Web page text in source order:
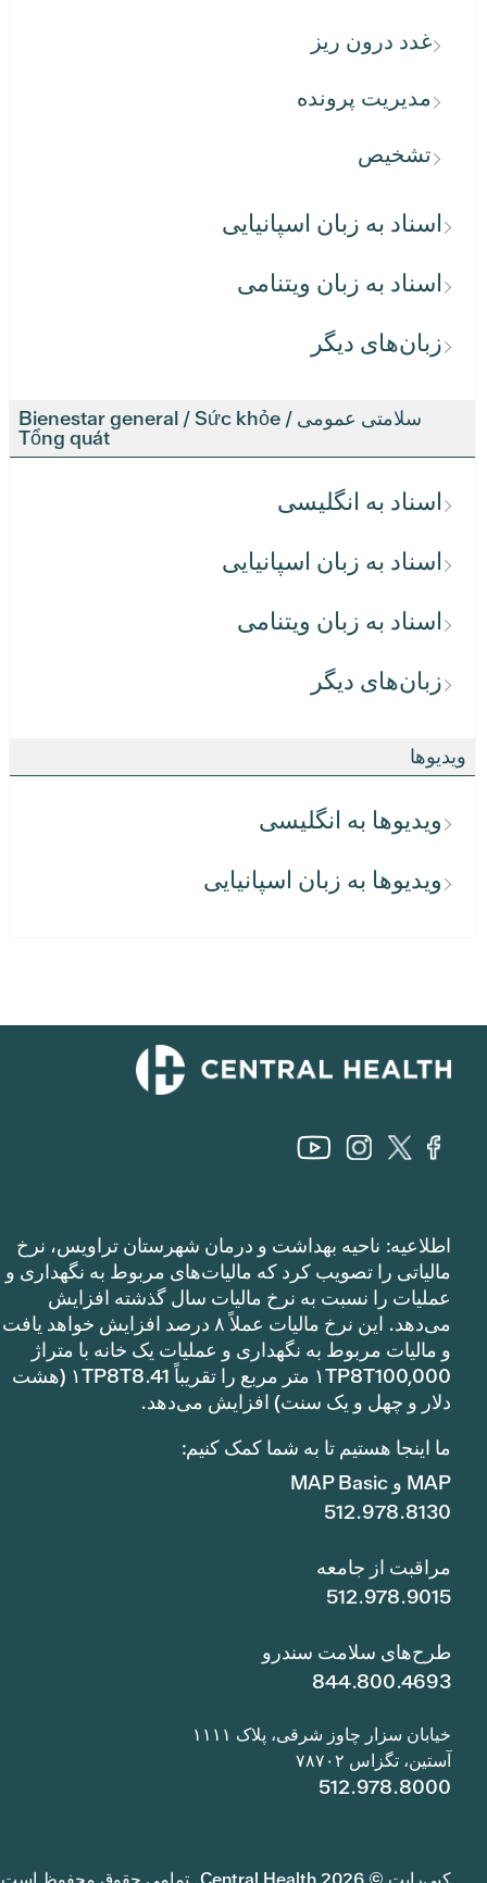
غدد درون ریز
مدیریت پرونده
تشخیص
اسناد به زبان اسپانیایی
اسناد به زبان ویتنامی
زبان‌های دیگر
سلامتی عمومی / Bienestar general / Sức khỏe
Tổng quát
اسناد به انگلیسی
اسناد به زبان اسپانیایی
اسناد به زبان ویتنامی
زبان‌های دیگر
ویدیوها
ویدیوها به انگلیسی
ویدیوها به زبان اسپانیایی
اطلاعیه: ناحیه بهداشت و درمان شهرستان تراویس، نرخ
مالیاتی را تصویب کرد که مالیات‌های مربوط به نگهداری و
عملیات را نسبت به نرخ مالیات سال گذشته افزایش
می‌دهد. این نرخ مالیات عملاً ۸ درصد افزایش خواهد یافت
و مالیات مربوط به نگهداری و عملیات یک خانه با متراژ
۱TP8T100,000 متر مربع را تقریباً ۱TP8T8.41 (هشت
دلار و چهل و یک سنت) افزایش می‌دهد.
ما اینجا هستیم تا به شما کمک کنیم:
MAP و MAP Basic
512.978.8130
مراقبت از جامعه
512.978.9015
طرح‌های سلامت سندرو
844.800.4693
خیابان سزار چاوز شرقی، پلاک ۱۱۱۱
آستین، تگزاس ۷۸۷۰۲
512.978.8000